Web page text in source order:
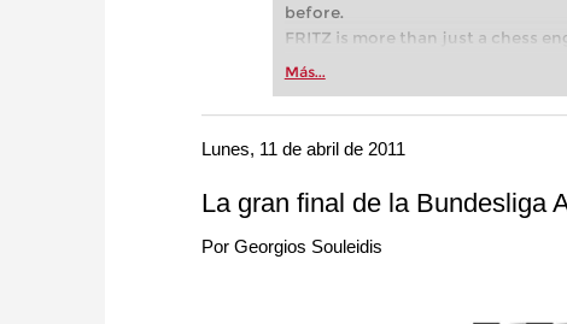
before.
FRITZ is more than just a chess
Whether you’re taking your first
more efficiently, intelligently and
approach than ever before.
Más...
Lunes, 11 de abril de 2011
La gran final de la Bundesliga
Por Georgios Souleidis